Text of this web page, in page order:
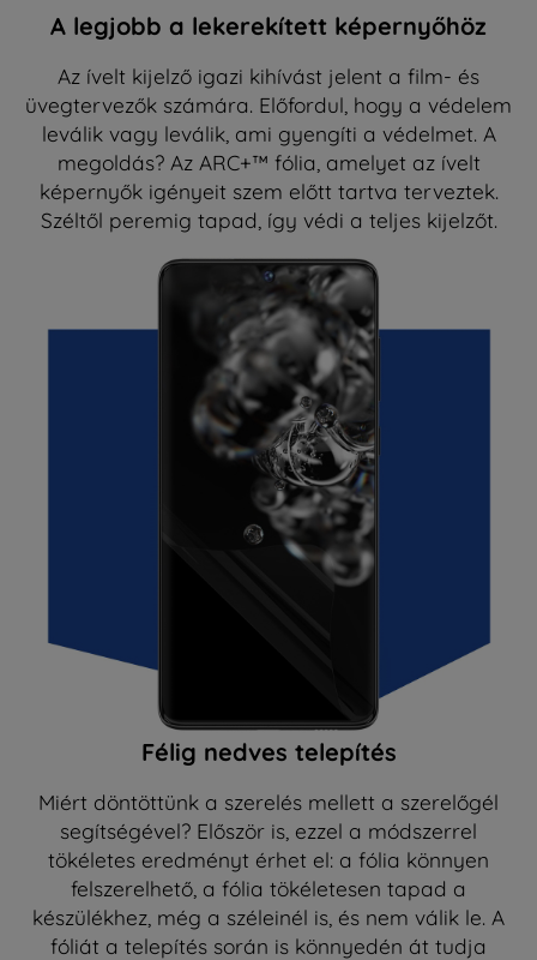
A legjobb a lekerekített képernyőhöz
Az ívelt kijelző igazi kihívást jelent a film- és
üvegtervezők számára. Előfordul, hogy a védelem
leválik vagy leválik, ami gyengíti a védelmet. A
megoldás? Az ARC+™ fólia, amelyet az ívelt
képernyők igényeit szem előtt tartva terveztek.
Széltől peremig tapad, így védi a teljes kijelzőt.
Félig nedves telepítés
Miért döntöttünk a szerelés mellett a szerelőgél
segítségével? Először is, ezzel a módszerrel
tökéletes eredményt érhet el: a fólia könnyen
felszerelhető, a fólia tökéletesen tapad a
készülékhez, még a széleinél is, és nem válik le. A
fóliát a telepítés során is könnyedén át tudja